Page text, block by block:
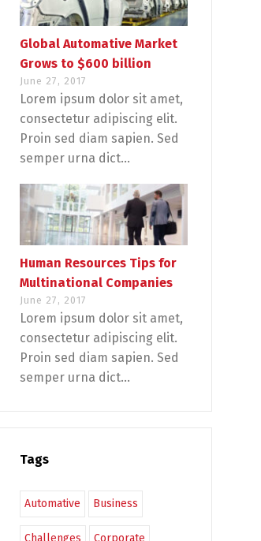
Global Automative Market
Grows to $600 billion
June 27, 2017
Lorem ipsum dolor sit amet,
consectetur adipiscing elit.
Proin sed diam sapien. Sed
semper urna dict...
Human Resources Tips for
Multinational Companies
June 27, 2017
Lorem ipsum dolor sit amet,
consectetur adipiscing elit.
Proin sed diam sapien. Sed
semper urna dict...
Tags
Automative Business
Challenges Corporate